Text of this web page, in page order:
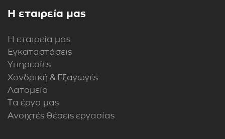
Η εταιρεία μας
Η εταιρεία μας
Εγκαταστάσεις
Υπηρεσίες
Χονδρική & Εξαγωγές
Λατομεία
Τα έργα μας
Ανοιχτές θέσεις εργασίας